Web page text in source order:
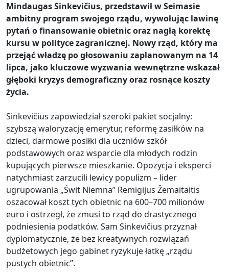
Mindaugas Sinkevičius, przedstawił w Seimasie
ambitny program swojego rządu, wywołując lawinę
pytań o finansowanie obietnic oraz nagłą korektę
kursu w polityce zagranicznej. Nowy rząd, który ma
przejąć władzę po głosowaniu zaplanowanym na 14
lipca, jako kluczowe wyzwania wewnętrzne wskazał
głęboki kryzys demograficzny oraz rosnące koszty
życia.
Sinkevičius zapowiedział szeroki pakiet socjalny:
szybszą waloryzację emerytur, reformę zasiłków na
dzieci, darmowe posiłki dla uczniów szkół
podstawowych oraz wsparcie dla młodych rodzin
kupujących pierwsze mieszkanie. Opozycja i eksperci
natychmiast zarzucili lewicy populizm – lider
ugrupowania „Świt Niemna” Remigijus Žemaitaitis
oszacował koszt tych obietnic na 600–700 milionów
euro i ostrzegł, że zmusi to rząd do drastycznego
podniesienia podatków. Sam Sinkevičius przyznał
dyplomatycznie, że bez kreatywnych rozwiązań
budżetowych jego gabinet ryzykuje łatkę „rządu
pustych obietnic”.